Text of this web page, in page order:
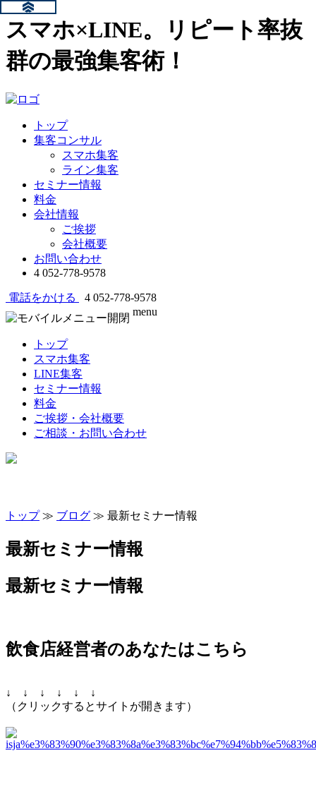
スマホ×LINE。リピート率抜
群の最強集客術！
トップ
集客コンサル
スマホ集客
ライン集客
セミナー情報
料金
会社情報
ご挨拶
会社概要
お問い合わせ
4 052-778-9578
電話をかける 4 052-778-9578
menu
トップ
スマホ集客
LINE集客
セミナー情報
料金
ご挨拶・会社概要
ご相談・お問い合わせ
トップ≫ ブログ ≫ 最新セミナー情報
最新セミナー情報
最新セミナー情報
飲食店経営者のあなたはこちら
↓ ↓ ↓ ↓ ↓ ↓
（クリックするとサイトが開きます）